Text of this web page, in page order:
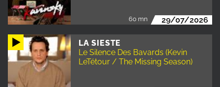
60 mn 29/07/2026
LA SIESTE
Le Silence Des Bavards (Kevin
LeTétour / The Missing Season)